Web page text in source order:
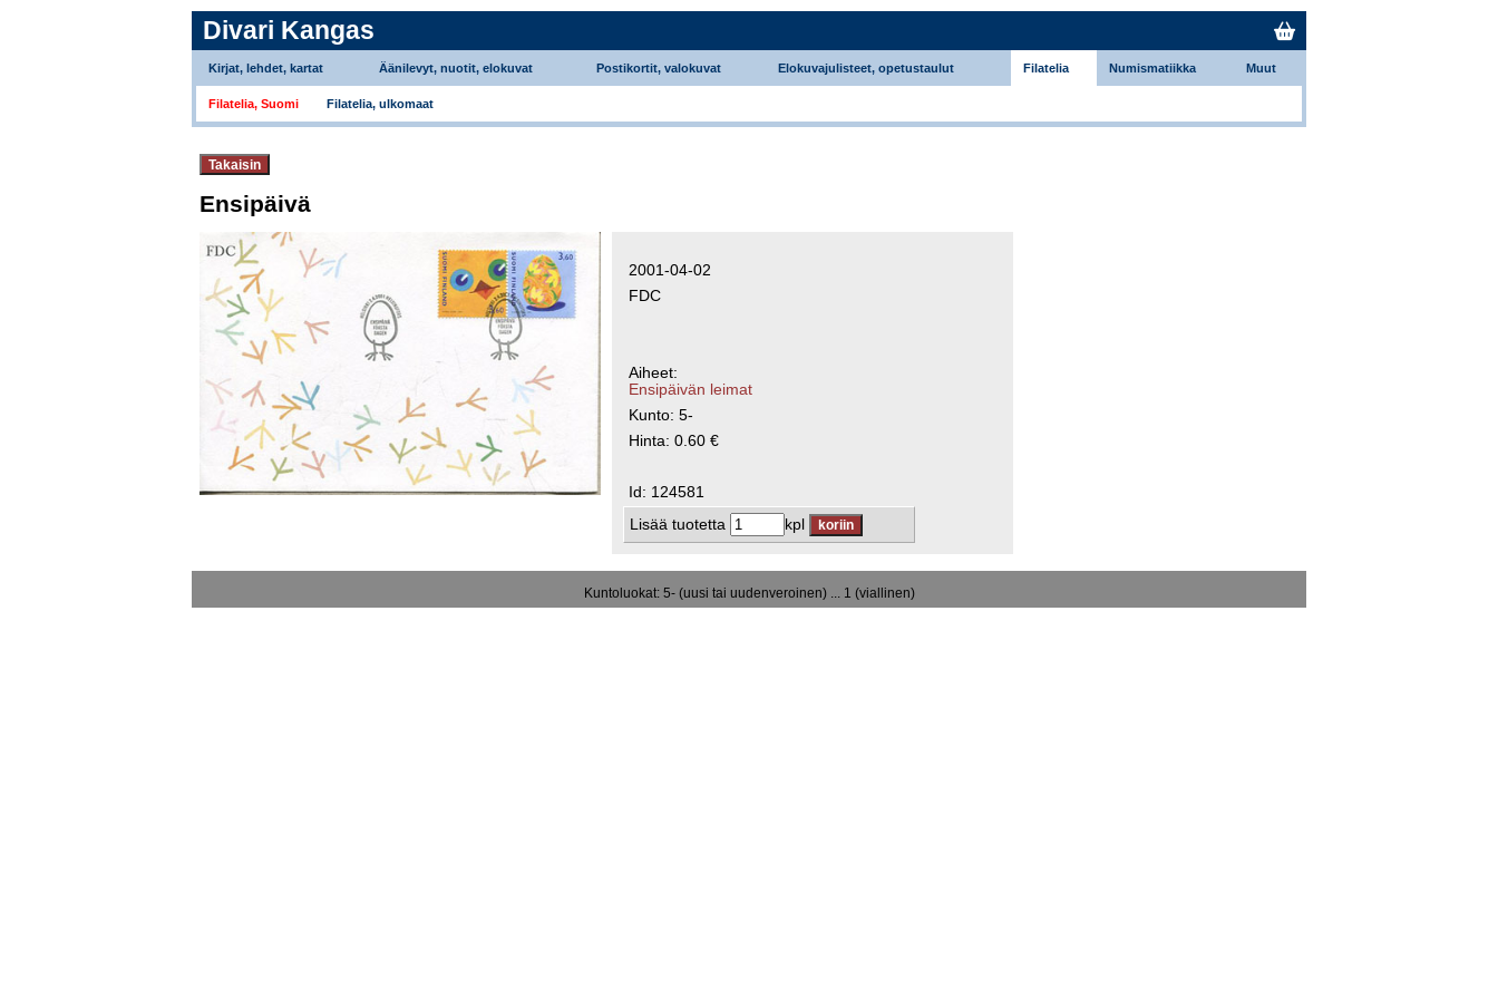
Divari Kangas
Kirjat, lehdet, kartat Äänilevyt, nuotit, elokuvat Postikortit, valokuvat Elokuvajulisteet, opetustaulut Filatelia Numismatiikka Muut
Filatelia, Suomi Filatelia, ulkomaat
Ensipäivä
2001-04-02
FDC
Aiheet:
Ensipäivän leimat
Kunto: 5-
Hinta: 0.60 €
Id: 124581
Lisää tuotetta
kpl
Kuntoluokat: 5- (uusi tai uudenveroinen) ... 1 (viallinen)